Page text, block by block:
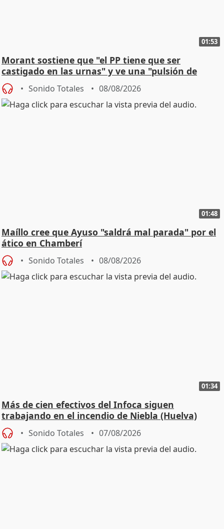
01:53
Morant sostiene que "el PP tiene que ser
castigado en las urnas" y ve una "pulsión de
cambio"
Sonido Totales 08/08/2026
01:48
Maíllo cree que Ayuso "saldrá mal parada" por el
ático en Chamberí
Sonido Totales 08/08/2026
01:34
Más de cien efectivos del Infoca siguen
trabajando en el incendio de Niebla (Huelva)
Sonido Totales 07/08/2026